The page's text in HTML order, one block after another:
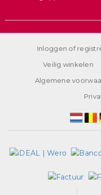
Inloggen of
Veilig winkelen
Algemene